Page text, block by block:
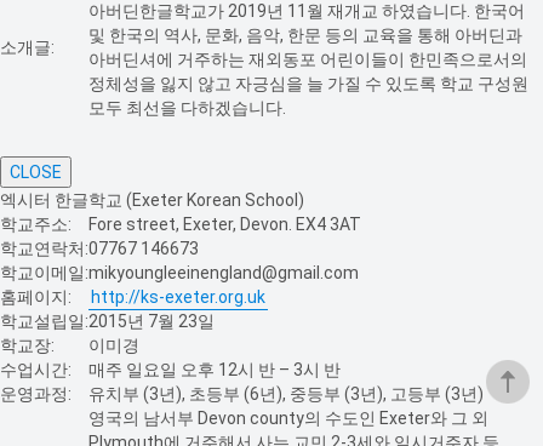
소개글:
아버딘한글학교가 2019년 11월 재개교 하였습니다. 한국어
및 한국의 역사, 문화, 음악, 한문 등의 교육을 통해 아버딘과
아버딘셔에 거주하는 재외동포 어린이들이 한민족으로서의
정체성을 잃지 않고 자긍심을 늘 가질 수 있도록 학교 구성원
모두 최선을 다하겠습니다.
CLOSE
엑시터 한글학교 (Exeter Korean School)
학교주소:
Fore street, Exeter, Devon. EX4 3AT
학교연락처:07767 146673
학교이메일:mikyoungleeinengland@gmail.com
홈페이지:
http://ks-exeter.org.uk
학교설립일:2015년 7월 23일
학교장:
이미경
수업시간:
매주 일요일 오후 12시 반 – 3시 반
운영과정:
유치부 (3년), 초등부 (6년), 중등부 (3년), 고등부 (3년)
영국의 남서부 Devon county의 수도인 Exeter와 그 외